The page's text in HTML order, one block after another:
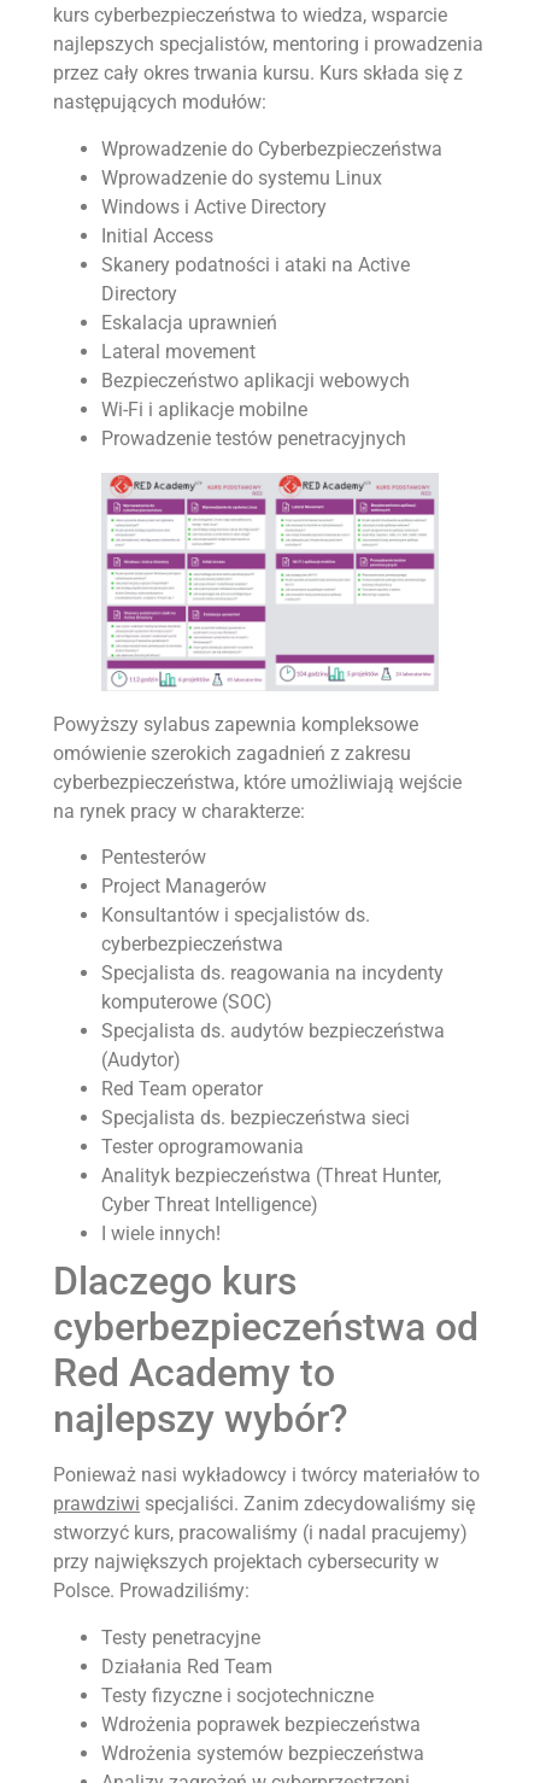
kurs cyberbezpieczeństwa to wiedza, wsparcie
najlepszych specjalistów, mentoring i prowadzenia
przez cały okres trwania kursu. Kurs składa się z
następujących modułów:
Wprowadzenie do Cyberbezpieczeństwa
Wprowadzenie do systemu Linux
Windows i Active Directory
Initial Access
Skanery podatności i ataki na Active
Directory
Eskalacja uprawnień
Lateral movement
Bezpieczeństwo aplikacji webowych
Wi-Fi i aplikacje mobilne
Prowadzenie testów penetracyjnych
Powyższy sylabus zapewnia kompleksowe
omówienie szerokich zagadnień z zakresu
cyberbezpieczeństwa, które umożliwiają wejście
na rynek pracy w charakterze:
Pentesterów
Project Managerów
Konsultantów i specjalistów ds.
cyberbezpieczeństwa
Specjalista ds. reagowania na incydenty
komputerowe (SOC)
Specjalista ds. audytów bezpieczeństwa
(Audytor)
Red Team operator
Specjalista ds. bezpieczeństwa sieci
Tester oprogramowania
Analityk bezpieczeństwa (Threat Hunter,
Cyber Threat Intelligence)
I wiele innych!
Dlaczego kurs
cyberbezpieczeństwa od
Red Academy to
najlepszy wybór?
Ponieważ nasi wykładowcy i twórcy materiałów to
prawdziwi specjaliści. Zanim zdecydowaliśmy się
stworzyć kurs, pracowaliśmy (i nadal pracujemy)
przy największych projektach cybersecurity w
Polsce. Prowadziliśmy:
Testy penetracyjne
Działania Red Team
Testy fizyczne i socjotechniczne
Wdrożenia poprawek bezpieczeństwa
Wdrożenia systemów bezpieczeństwa